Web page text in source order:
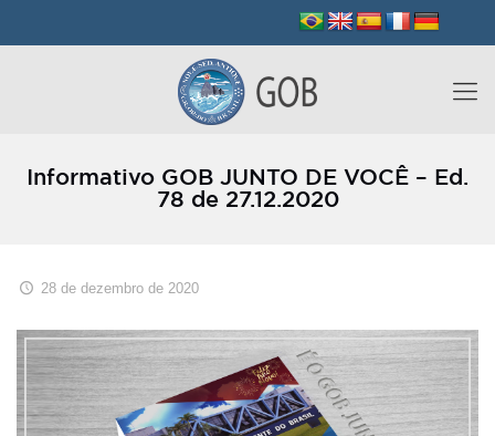
Informativo GOB JUNTO DE VOCÊ – Ed.
78 de 27.12.2020
28 de dezembro de 2020